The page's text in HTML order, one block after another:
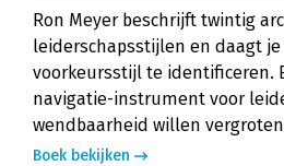
Ron Meyer beschrijft twintig
leiderschapsstijlen en daagt
voorkeursstijl te identificeren.
navigatie-instrument voor
wendbaarheid willen
Boek bekijken